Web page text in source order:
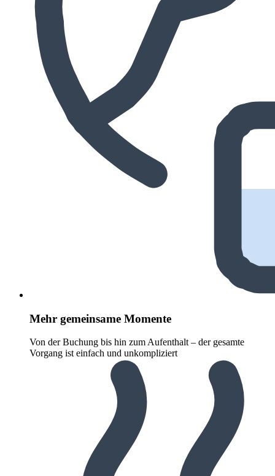
Mehr gemeinsame Momente
Von der Buchung bis hin zum Aufenthalt – der gesamte
Vorgang ist einfach und unkompliziert